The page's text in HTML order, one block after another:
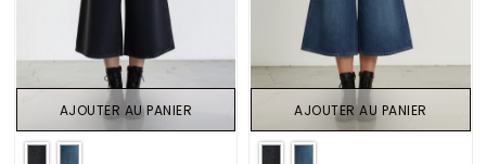
AJOUTER AU PANIER AJOUTER AU PANIER